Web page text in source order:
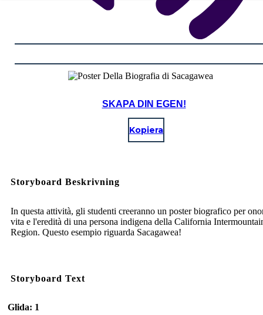
SKAPA DIN EGEN!
Kopiera
Storyboard Beskrivning
In questa attività, gli studenti creeranno un poster biografico per
vita e l'eredità di una persona indigena della California
Region. Questo esempio riguarda Sacagawea!
Storyboard Text
Glida: 1